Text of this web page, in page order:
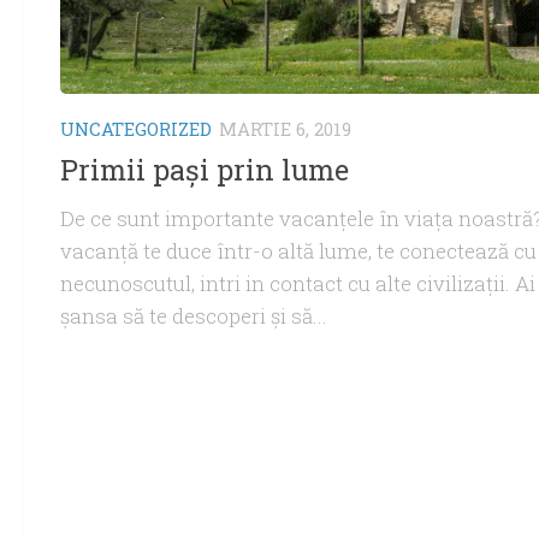
UNCATEGORIZED MARTIE 6, 2019
Primii pași prin lume
De ce sunt importante vacanţele în viaţa
vacanţă te duce într-o altă lume, te conectează cu
necunoscutul, intri in contact cu alte civilizații. Ai
şansa să te descoperi și să...